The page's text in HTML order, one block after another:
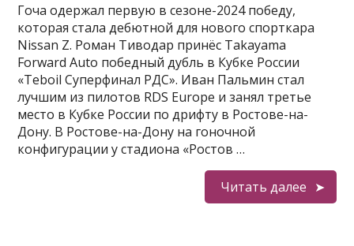
Гоча одержал первую в сезоне-2024 победу,
которая стала дебютной для нового спорткара
Nissan Z. Роман Тиводар принёс Takayama
Forward Auto победный дубль в Кубке России
«Teboil Суперфинал РДС». Иван Пальмин стал
лучшим из пилотов RDS Europe и занял третье
место в Кубке России по дрифту в Ростове-на-
Дону. В Ростове-на-Дону на гоночной
конфигурации у стадиона «Ростов …
Читать далее